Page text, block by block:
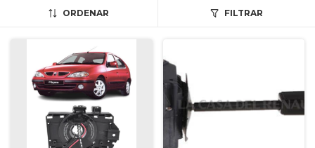
ORDENAR FILTRAR